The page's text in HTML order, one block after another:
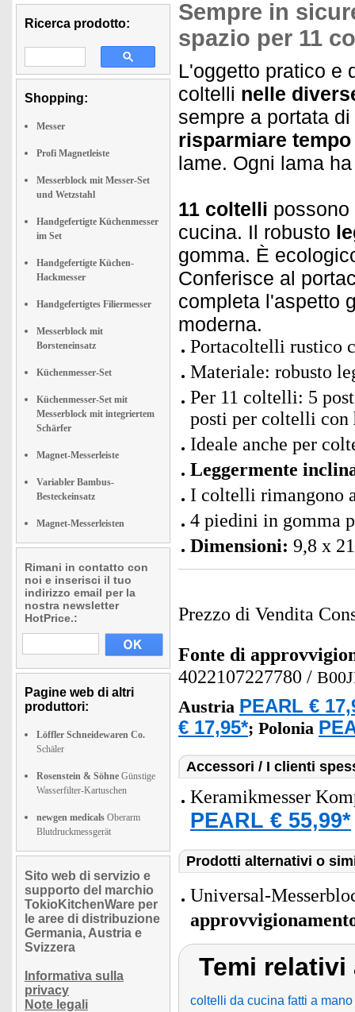
Ricerca prodotto:
Shopping:
Messer
Profi Magnetleiste
Messerblock mit Messer-Set
und Wetzstahl
Handgefertigte Küchenmesser
im Set
Handgefertigte Küchen-
Hackmesser
Handgefertigtes Filiermesser
Messerblock mit
Borsteneinsatz
Küchenmesser-Set
Küchenmesser-Set mit
Messerblock mit integriertem
Schärfer
Magnet-Messerleiste
Variabler Bambus-
Besteckeinsatz
Magnet-Messerleisten
Rimani in contatto con
noi e inserisci il tuo
indirizzo email per la
nostra newsletter
HotPrice.:
Pagine web di altri
produttori:
Löffler Schneidewaren Co.
Schäler
Rosenstein & Söhne Günstige
Wasserfilter-Kartuschen
newgen medicals Oberarm
Blutdruckmessgerät
Sito web di servizio e
supporto del marchio
TokioKitchenWare per
le aree di distribuzione
Germania, Austria e
Svizzera
Informativa sulla
privacy
Note legali
Sempre in
spazio per 11
L'oggetto pratico e
coltelli nelle
sempre a portata
risparmiare tempo
lame. Ogni lama
11 coltelli
cucina. Il robusto
gomma. È
Conferisce al
completa l'aspetto
moderna.
Portacoltelli rustico
Materiale: robusto
Per 11 coltelli: 5
posti per coltelli con
Ideale anche per
Leggermente
I coltelli rimangono
4 piedini in gomma
Dimensioni: 9,8 x
Prezzo di Vendita
Fonte di
4022107227780 /
Austria PEARL €
€ 17,95*; Polonia
Accessori / I clienti
Keramikmesser
PEARL € 55,99*
Prodotti alternativi o
Universal-
Temi
coltelli da cucina fatti a mano